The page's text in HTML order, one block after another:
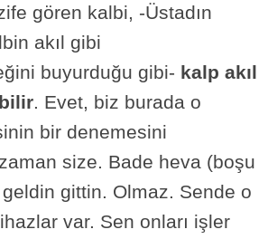
gören kalbi, -Üstadın
akıl gibi
buyurduğu gibi- kalp akıl
. Evet, biz burada o
bir denemesini
size. Bade heva (boşu
gittin. Olmaz. Sende o
var. Sen onları işler